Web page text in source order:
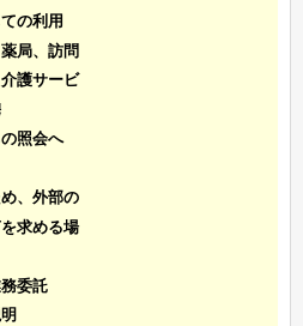
の利用
局、訪問
護サービ
照会へ
、外部の
求める場
委託